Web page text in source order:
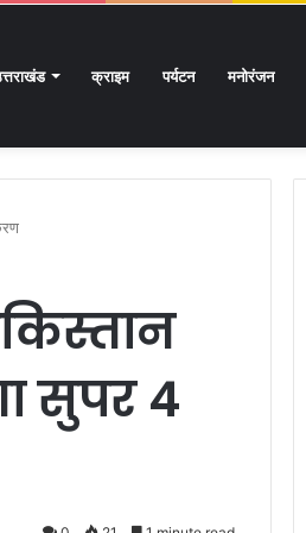
क्राइम पर्यटन मनोरंजन
सुपर 4